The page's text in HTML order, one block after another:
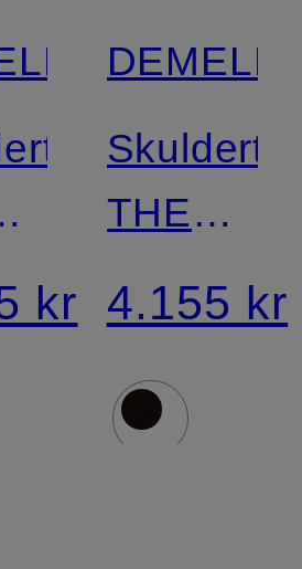
kr
THE
4.155 kr